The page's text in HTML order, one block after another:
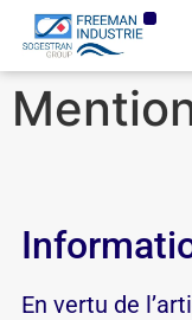
En vertu de